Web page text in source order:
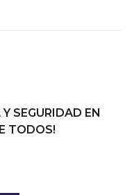
SEGURIDAD EN
TODOS!